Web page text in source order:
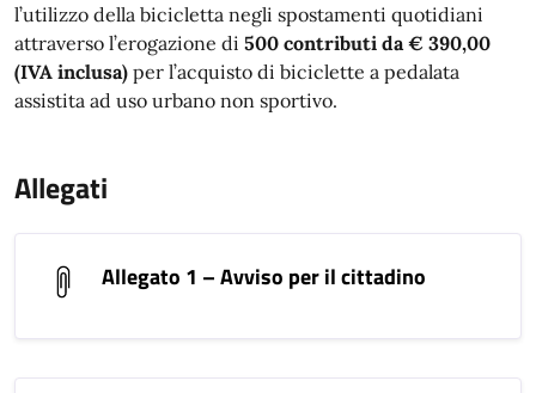
l’utilizzo della bicicletta negli spostamenti quotidiani
attraverso l’erogazione di 500 contributi da € 390,00
(IVA inclusa) per l’acquisto di biciclette a pedalata
assistita ad uso urbano non sportivo.
Allegati
Allegato 1 – Avviso per il cittadino